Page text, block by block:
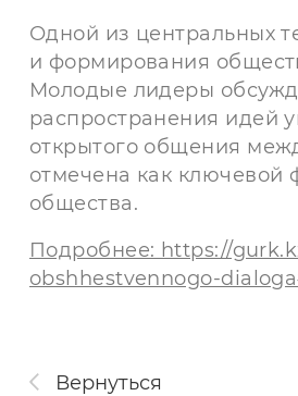
Одной из центральных
и формирования
Молодые лидеры
распространения идей
открытого общения
отмечена как ключевой
общества.
Подробнее: https://
obshhestvennogo-
Вернуться